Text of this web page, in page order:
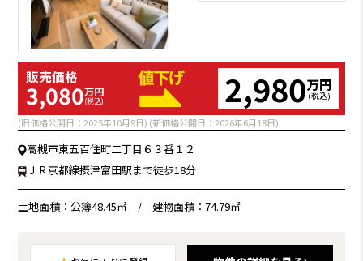
販売価格
3,080万円
(税込) 2,980万円
(税込)
(旧価格公開日：2025年10月9日) (新価格公開日：2026年6月18日)
高槻市東五百住町二丁目６３番１２
ＪＲ京都線摂津富田駅まで徒歩18分
土地面積：公簿48.45㎡ /建物面積：74.79㎡